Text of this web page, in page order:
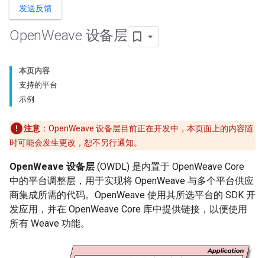
发送反馈
OpenWeave 设备层
本页内容
支持的平台
示例
注意 ：OpenWeave 设备层目前正在开发中，本页面上的内容随
时可能会发生更改，恕不另行通知。
OpenWeave 设备层 (OWDL) 是内置于 OpenWeave Core
中的平台调整层，用于实现将 OpenWeave 与多个平台供应
商集成所需的代码。OpenWeave 使用其所选平台的 SDK 开
发应用，并在 OpenWeave Core 库中提供链接，以便使用
所有 Weave 功能。